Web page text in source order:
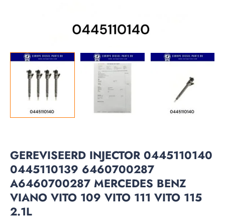
GEREVISEERD INJECTOR 0445110140
0445110139 6460700287
A6460700287 MERCEDES BENZ
VIANO VITO 109 VITO 111 VITO 115
2.1L